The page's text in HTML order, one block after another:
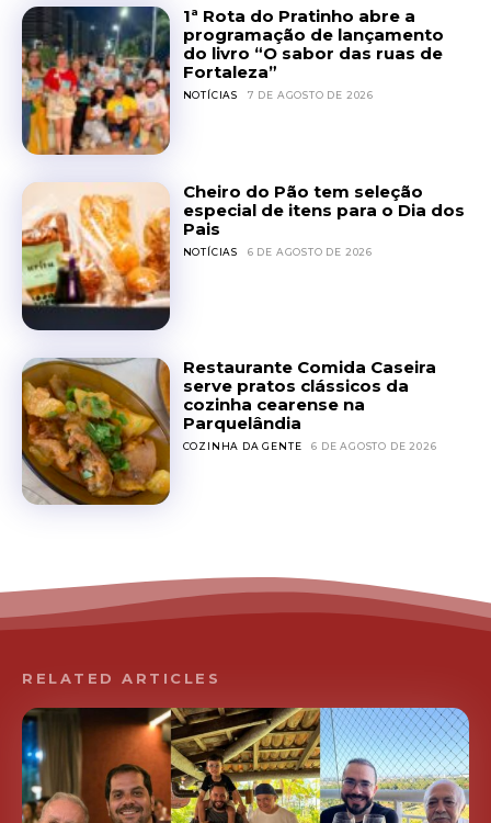
1ª Rota do Pratinho abre a
programação de lançamento
do livro “O sabor das ruas de
Fortaleza”
NOTÍCIAS 7 DE AGOSTO DE 2026
Cheiro do Pão tem seleção
especial de itens para o Dia dos
Pais
NOTÍCIAS 6 DE AGOSTO DE 2026
Restaurante Comida Caseira
serve pratos clássicos da
cozinha cearense na
Parquelândia
COZINHA DA GENTE 6 DE AGOSTO DE 2026
RELATED ARTICLES